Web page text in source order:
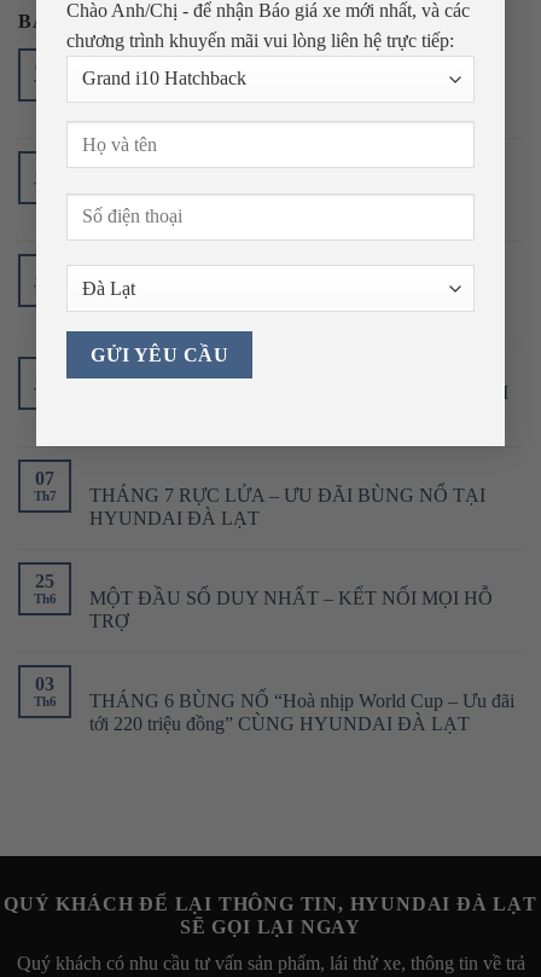
Chào Anh/Chị - để nhận Báo giá xe mới nhất, và các
chương trình khuyến mãi vui lòng liên hệ trực tiếp:
BÀI VIẾT MỚI
05
Th8
HYUNDAI TURBO HYBRID – NĂNG LƯỢNG
MỚI CHO NHỮNG HÀNH TRÌNH LỚN
29
Th7
HYUNDAI HYBRID CÙNG HYUNDAI ĐÀ LẠT
29
Th7
THÔNG BÁO VỀ VIỆC ĐIỀU CHỈNH CHƯƠNG
TRÌNH HỘI VIÊN HYUNDAI
20
Th7
TIÊN PHONG ĐẶT CỌC – ĐÓN ĐẦU HYUNDAI
07
Th7
THÁNG 7 RỰC LỬA – ƯU ĐÃI BÙNG NỔ TẠI
HYUNDAI ĐÀ LẠT
25
Th6
MỘT ĐẦU SỐ DUY NHẤT – KẾT NỐI MỌI HỖ
TRỢ
03
Th6
THÁNG 6 BÙNG NỔ “Hoà nhịp World Cup – Ưu đãi
tới 220 triệu đồng” CÙNG HYUNDAI ĐÀ LẠT
QUÝ KHÁCH ĐỂ LẠI THÔNG TIN, HYUNDAI ĐÀ LẠT
SẼ GỌI LẠI NGAY
Quý khách có nhu cầu tư vấn sản phẩm, lái thử xe, thông tin về trả